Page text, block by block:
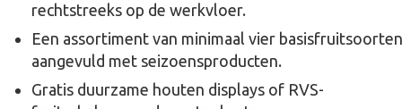
rechtstreeks op de werkvloer.
Een assortiment van minimaal vier
aangevuld met seizoensproducten.
Gratis duurzame houten displays of RVS-